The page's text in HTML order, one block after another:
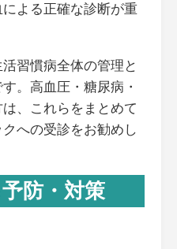
よる正確な診断が重
習慣病全体の管理と
。高血圧・糖尿病・
、これらをまとめて
への受診をお勧めし
防・対策